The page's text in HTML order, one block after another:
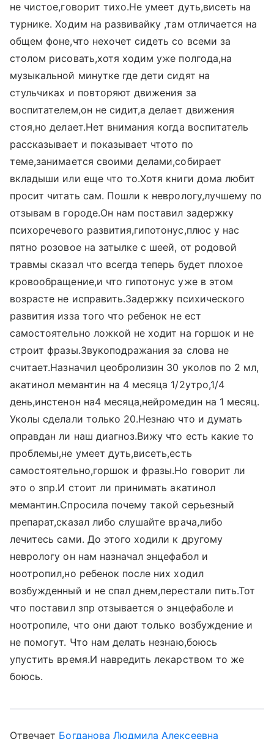
не чистое,говорит тихо.Не умеет дуть,висеть на
турнике. Ходим на развивайку ,там отличается на
общем фоне,что нехочет сидеть со всеми за
столом рисовать,хотя ходим уже полгода,на
музыкальной минутке где дети сидят на
стульчиках и повторяют движения за
воспитателем,он не сидит,а делает движения
стоя,но делает.Нет внимания когда воспитатель
рассказывает и показывает чтото по
теме,занимается своими делами,собирает
вкладыши или еще что то.Хотя книги дома любит
просит читать сам. Пошли к неврологу,лучшему по
отзывам в городе.Он нам поставил задержку
психоречевого развития,гипотонус,плюс у нас
пятно розовое на затылке с шеей, от родовой
травмы сказал что всегда теперь будет плохое
кровообращение,и что гипотонус уже в этом
возрасте не исправить.Задержку психического
развития изза того что ребенок не ест
самостоятельно ложкой не ходит на горшок и не
строит фразы.Звукоподражания за слова не
считает.Назначил цеобролизин 30 уколов по 2 мл,
акатинол мемантин на 4 месяца 1/2утро,1/4
день,инстенон на4 месяца,нейромедин на 1 месяц.
Уколы сделали только 20.Незнаю что и думать
оправдан ли наш диагноз.Вижу что есть какие то
проблемы,не умеет дуть,висеть,есть
самостоятельно,горшок и фразы.Но говорит ли
это о зпр.И стоит ли принимать акатинол
мемантин.Спросила почему такой серьезный
препарат,сказал либо слушайте врача,либо
лечитесь сами. До этого ходили к другому
неврологу он нам назначал энцефабол и
ноотропил,но ребенок после них ходил
возбужденный и не спал днем,перестали пить.Тот
что поставил зпр отзывается о энцефаболе и
ноотропиле, что они дают только возбуждение и
не помогут. Что нам делать незнаю,боюсь
упустить время.И навредить лекарством то же
боюсь.
Отвечает Богданова Людмила Алексеевна